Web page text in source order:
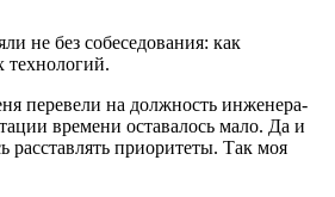
не без собеседования: как
технологий.
перевели на должность инженера-
времени оставалось мало. Да и
приоритеты. Так моя